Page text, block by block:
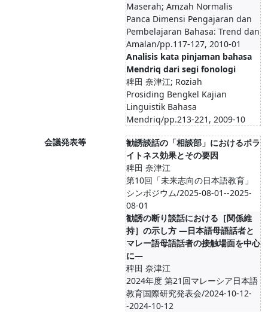
Maserah; Amzah Normalis
Panca Dimensi Pengajaran dan
Pembelajaran Bahasa: Trend dan
Amalan/pp.117-127, 2010-01
Analisis kata pinjaman bahasa
Mendriq dari segi fonologi
稗田 奈津江; Roziah
Prosiding Bengkel Kajian
Linguistik Bahasa
Mendriq/pp.213-221, 2009-10
会議発表等
勧誘談話の「相談部」におけるポラ
イトネス効果とその要因
稗田 奈津江
第10回「未来志向の日本語教育」
シンポジウム/2025-08-01--2025-
08-01
勧誘の断り談話における［関係維
持］の示し方 ―日本語母語話者と
マレー語母語話者の接触場面を中心
に―
稗田 奈津江
2024年度 第21回マレーシア日本語
教育国際研究発表会/2024-10-12-
-2024-10-12